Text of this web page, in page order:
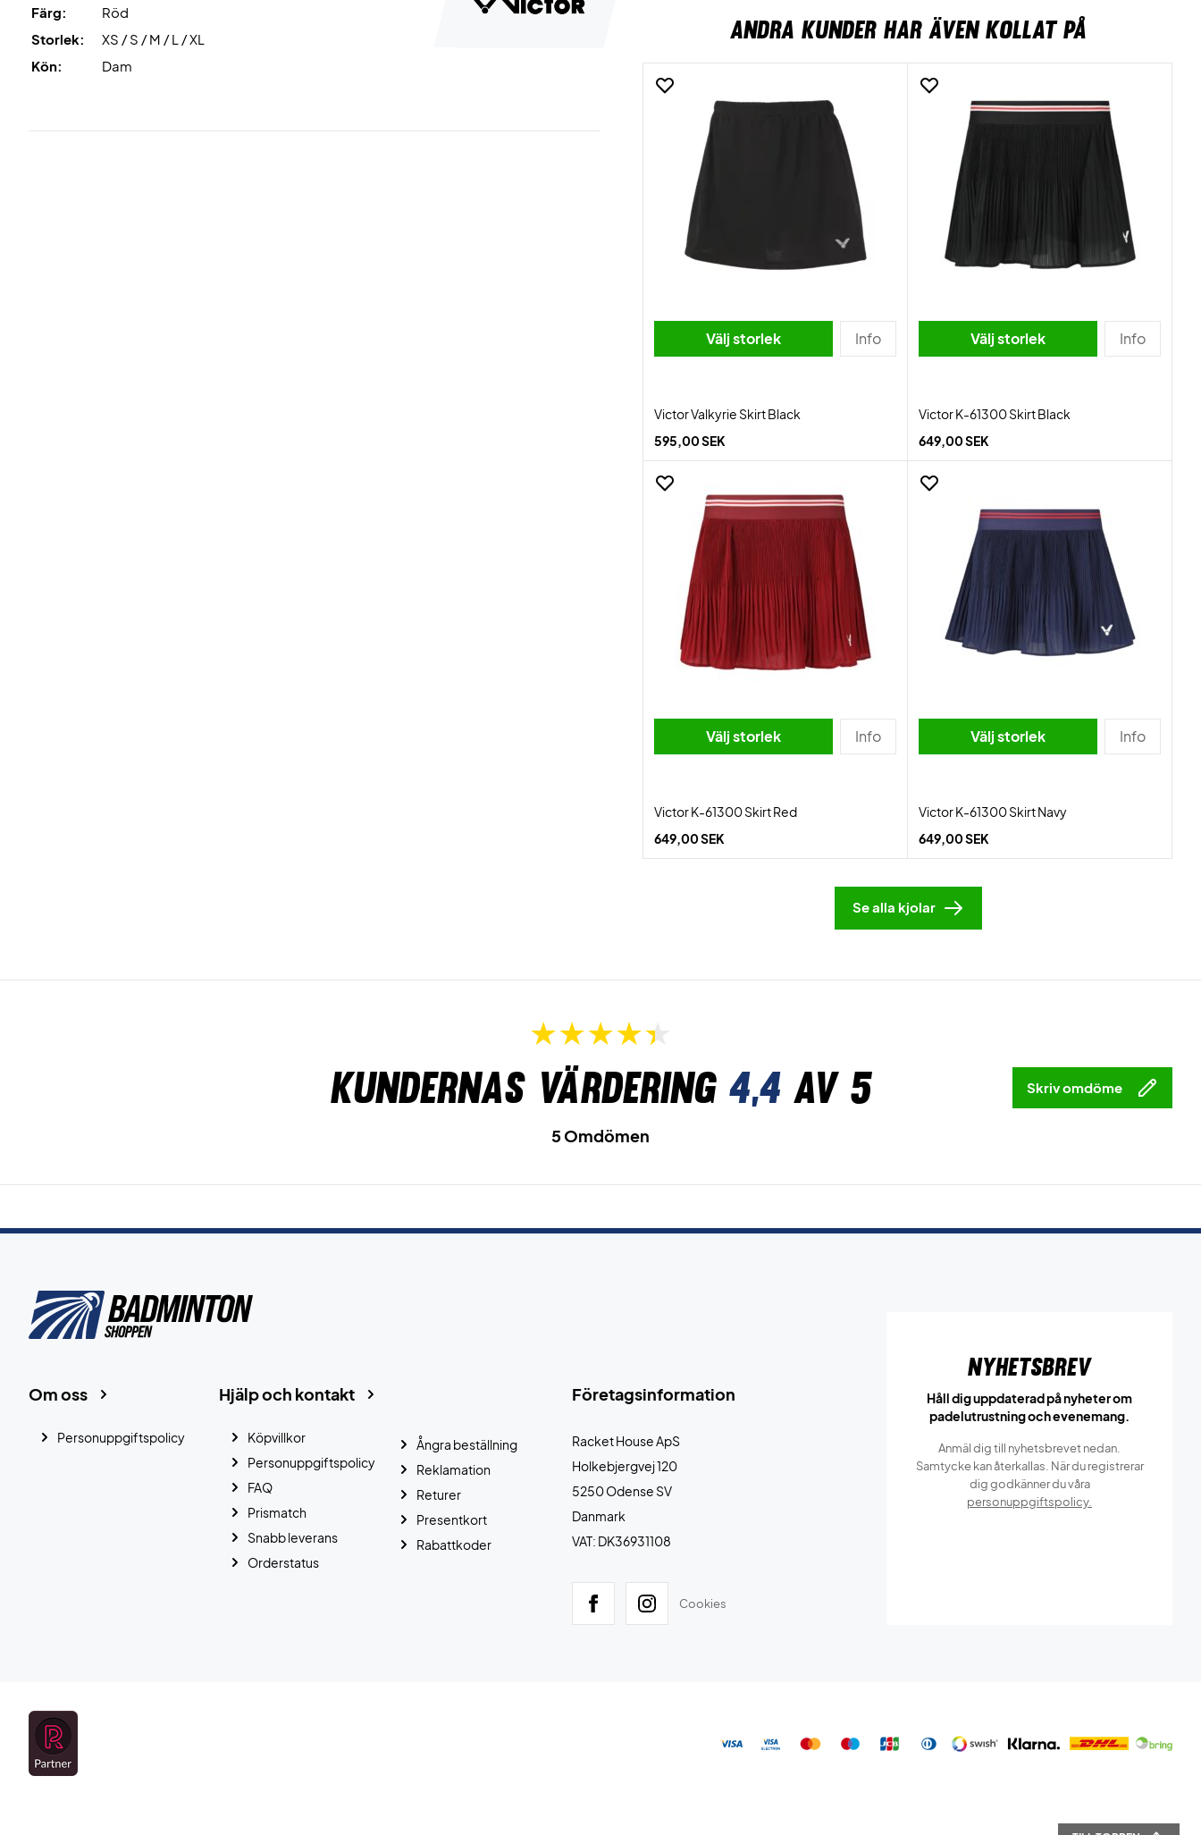
Färg:
Röd
Storlek:
XS / S / M / L / XL
Kön:
Dam
ANDRA KUNDER HAR ÄVEN KOLLAT PÅ
Välj storlek Info
Victor Valkyrie Skirt Black
595,00 SEK
Välj storlek Info
Victor K-61300 Skirt Black
649,00 SEK
Välj storlek Info
Victor K-61300 Skirt Red
649,00 SEK
Välj storlek Info
Victor K-61300 Skirt Navy
649,00 SEK
Se alla kjolar
Kundernas värdering 4,4av 5 Skriv omdöme
5 Omdömen
Företagsinformation
Racket House ApS
Holkebjergvej 120
5250 Odense SV
Danmark
VAT: DK36931108
Cookies
Hjälp och kontakt
Köpvillkor
Personuppgiftspolicy
FAQ
Prismatch
Snabb leverans
Orderstatus
Ångra beställning
Reklamation
Returer
Presentkort
Rabattkoder
Om oss
Personuppgiftspolicy
Nyhetsbrev
Håll dig uppdaterad på nyheter om
padelutrustning och evenemang.
Anmäl dig till nyhetsbrevet nedan.
Samtycke kan återkallas. När du registrerar
dig godkänner du våra
personuppgiftspolicy.